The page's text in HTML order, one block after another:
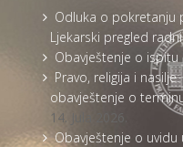
Odluka o pokretanju
Ljekarski pregled
Obavještenje o ispitu
Pravo, religija i
obavještenje o
14. Jula 2026.
Obavještenje o